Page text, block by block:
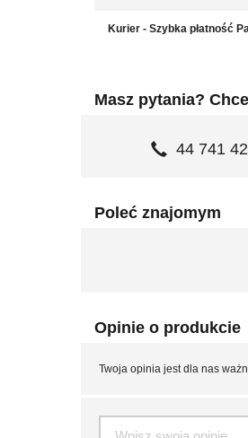
Kurier - Szybka płatność
Masz pytania?
44 741
Poleć znajomym
Opinie o produkcie
Twoja opinia jest dla nas